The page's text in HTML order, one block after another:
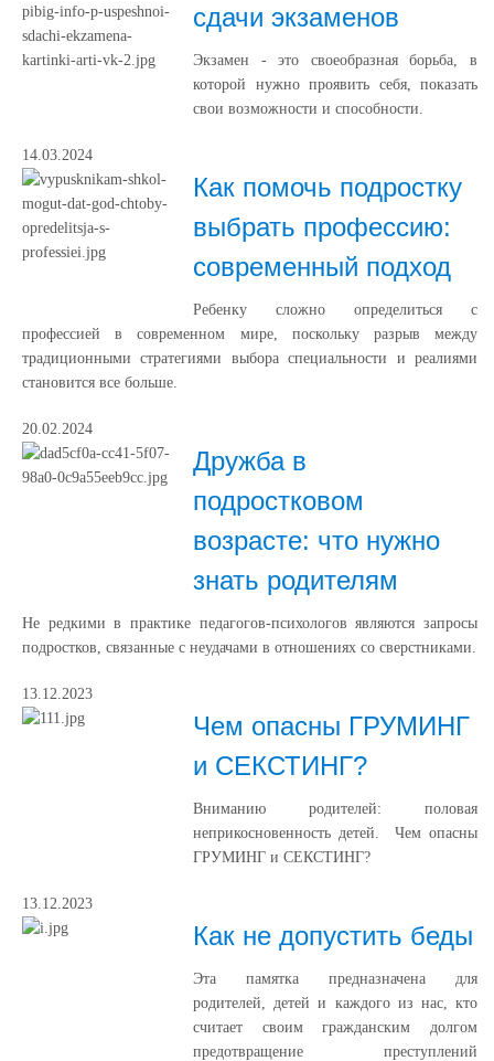
сдачи экзаменов
Экзамен - это своеобразная борьба, в
которой нужно проявить себя, показать
свои возможности и способности.
14.03.2024
Как помочь подростку
выбрать профессию:
современный подход
Ребенку сложно определиться с
профессией в современном мире, поскольку разрыв между
традиционными стратегиями выбора специальности и реалиями
становится все больше.
20.02.2024
Дружба в
подростковом
возрасте: что нужно
знать родителям
Не редкими в практике педагогов-психологов являются запросы
подростков, связанные с неудачами в отношениях со сверстниками.
13.12.2023
Чем опасны ГРУМИНГ
и СЕКСТИНГ?
Вниманию родителей: половая
неприкосновенность детей. Чем опасны
ГРУМИНГ и СЕКСТИНГ?
13.12.2023
Как не допустить беды
Эта памятка предназначена для
родителей, детей и каждого из нас, кто
считает своим гражданским долгом
предотвращение преступлений